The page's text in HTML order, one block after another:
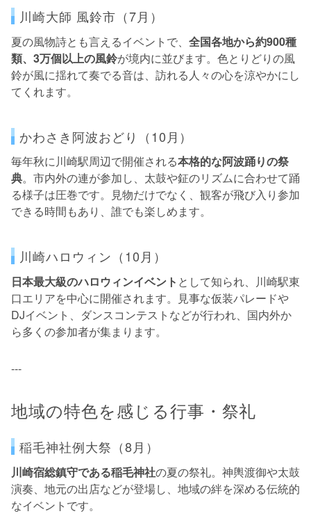
川崎大師 風鈴市（7月）
夏の風物詩とも言えるイベントで、 全国各地から約900種
類、3万個以上の風鈴が境内に並びます。色とりどりの風
鈴が風に揺れて奏でる音は、訪れる人々の心を涼やかにし
てくれます。
かわさき阿波おどり（10月）
毎年秋に川崎駅周辺で開催される本格的な阿波踊りの祭
典。市内外の連が参加し、太鼓や鉦のリズムに合わせて踊
る様子は圧巻です。見物だけでなく、観客が飛び入り参加
できる時間もあり、誰でも楽しめます。
川崎ハロウィン（10月）
日本最大級のハロウィンイベント として知られ、川崎駅東
口エリアを中心に開催されます。見事な仮装パレードや
DJイベント、ダンスコンテストなどが行われ、国内外か
ら多くの参加者が集まります。
---
地域の特色を感じる行事・祭礼
稲毛神社例大祭（8月）
川崎宿総鎮守である稲毛神社の夏の祭礼。神輿渡御や太鼓
演奏、地元の出店などが登場し、地域の絆を深める伝統的
なイベントです。